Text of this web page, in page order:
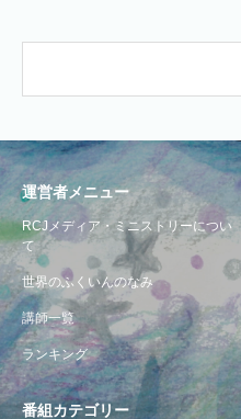
運営者メニュー
RCJメディア・ミニストリーについ
て
世界のふくいんのなみ
講師一覧
ランキング
番組カテゴリー